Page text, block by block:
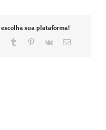
sua plataforma!
Tumblr Pinterest
Vk
E-